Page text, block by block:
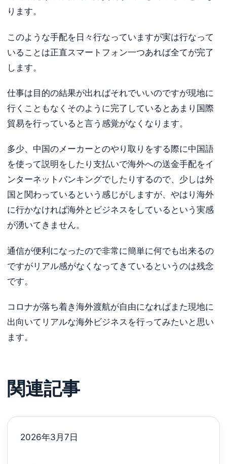
ります。
このような手配を日々行なっていますが実は行なって
いることは正直スマートフォン一つあれば全てが完了
します。
仕事は目的の結果が出ればそれでいいのですが現地に
行くこともなくそのように完了しているとあまり国際
貿易を行っていると言う感覚がなくなります。
多少、中国のメーカーとのやり取りをする際に中国語
を使って説明をしたり支払いで海外への送金手配をイ
ンターネットバンキングでしたりするので、少しは外
国と関わっているという感じがしますが、やはり海外
に行かなければ海外とビジネスをしているという実感
が湧いてきません。
通信が便利になったので非常に簡単に何でも出来るの
ですがリアル感がなくなってきているというのは残念
です。
コロナが落ち着き海外渡航が自由になればまた現地に
出向いてリアルな海外ビジネスを行ってみたいと思い
ます。
関連記事
2026年3月7日